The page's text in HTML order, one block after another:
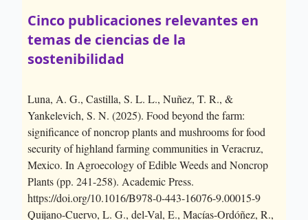
Cinco publicaciones relevantes en
temas de ciencias de la
sostenibilidad
Luna, A. G., Castilla, S. L. L., Nuñez, T. R., &
Yankelevich, S. N. (2025). Food beyond the farm:
significance of noncrop plants and mushrooms for food
security of highland farming communities in Veracruz,
Mexico. In Agroecology of Edible Weeds and Noncrop
Plants (pp. 241-258). Academic Press.
https://doi.org/10.1016/B978-0-443-16076-9.00015-9
Quijano-Cuervo, L. G., del-Val, E., Macías-Ordóñez, R.,